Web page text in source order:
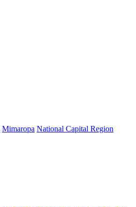
Mimaropa National Capital Region